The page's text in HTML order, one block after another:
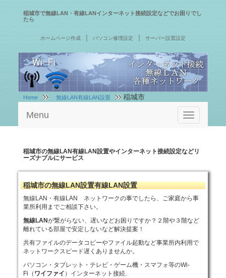
稲城市で無線LAN・有線LANインターネット接続設定などでお困りでし
たら
ホームページ作成 ｜ パソコン修理設定 ｜ サーバー設置設定
Home 無線LAN有線LAN設置 稲城市
Toggle
navigation
Menu
稲城市の無線LAN有線LAN設置やインターネット接続設定などリ
ーズナブルにサービス
稲城市の無線LAN設置有線LAN設置
無線LAN・有線LAN ネットワークの事でしたら、ご家庭から事
業所利用までご相談下さい。
無線LANが繋がらない、遅いなどお困りですか？２階や３階など
離れている部屋で安定しないなど解決提案！
共有ファイルのデータコピーやファイル起動など事業所内利用で
ネットワークスピード遅くありませんか。
パソコン・タブレット・テレビ・ゲーム機・スマフォ等のWi-
Fi（ ワイファイ ）インターネット接続.